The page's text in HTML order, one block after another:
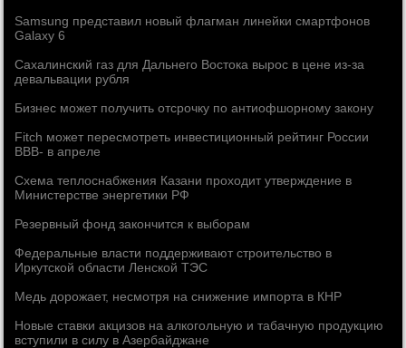
Samsung представил новый флагман линейки смартфонов
Galaxy 6
Сахалинский газ для Дальнего Востока вырос в цене из-за
девальвации рубля
Бизнес может получить отсрочку по антиофшорному закону
Fitch может пересмотреть инвестиционный рейтинг России
BBB- в апреле
Схема теплоснабжения Казани проходит утверждение в
Министерстве энергетики РФ
Резервный фонд закончится к выборам
Федеральные власти поддерживают строительство в
Иркутской области Ленской ТЭС
Медь дорожает, несмотря на снижение импорта в КНР
Новые ставки акцизов на алкогольную и табачную продукцию
вступили в силу в Азербайджане